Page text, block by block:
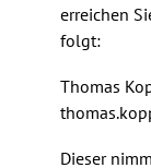
erreichen
folgt:
Thomas
Dieser